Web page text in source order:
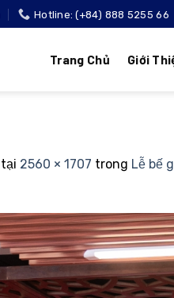
Hotline: (+84) 888 5255 66
Trang Chủ Giới
tại 2560 × 1707 trong Lễ bế